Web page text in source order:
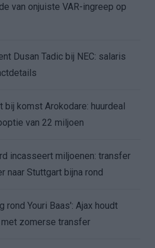
van onjuiste VAR-ingreep op
Dusan Tadic bij NEC: salaris
bij komst Arokodare: huurdeal
van 22 miljoen
incasseert miljoenen: transfer
naar Stuttgart bijna rond
rond Youri Baas': Ajax houdt
met zomerse transfer